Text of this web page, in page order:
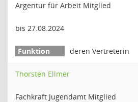
Argentur für Arbeit Mitglied
bis 27.08.2024
deren Vertreterin
Thorsten Ellmer
Fachkraft Jugendamt Mitglied